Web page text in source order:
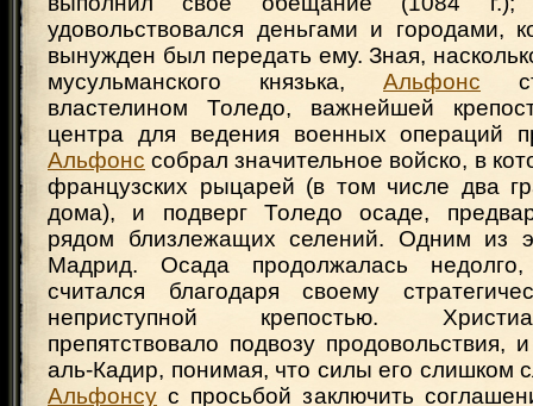
удовольствовался деньгами и городами,
вынужден был передать ему. Зная,
мусульманского князька, Альфонс
властелином Толедо, важнейшей
центра для ведения военных операций
Альфонс собрал значительное войско, в
французских рыцарей (в том числе два
дома), и подверг Толедо осаде,
рядом близлежащих селений. Одним из
Мадрид. Осада продолжалась
считался благодаря своему
неприступной крепостью.
препятствовало подвозу продовольствия,
аль-Кадир, понимая, что силы его слишком
Альфонсу с просьбой заключить